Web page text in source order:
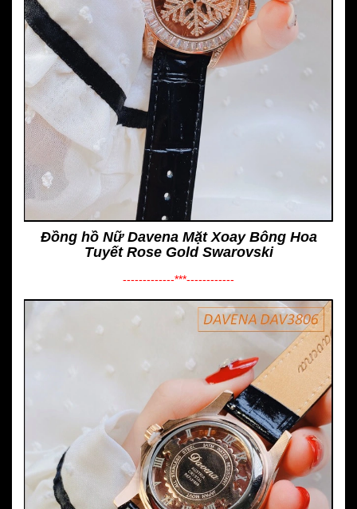
Đồng hồ Nữ Davena Mặt Xoay Bông Hoa
Tuyết Rose Gold Swarovski
-------------***------------